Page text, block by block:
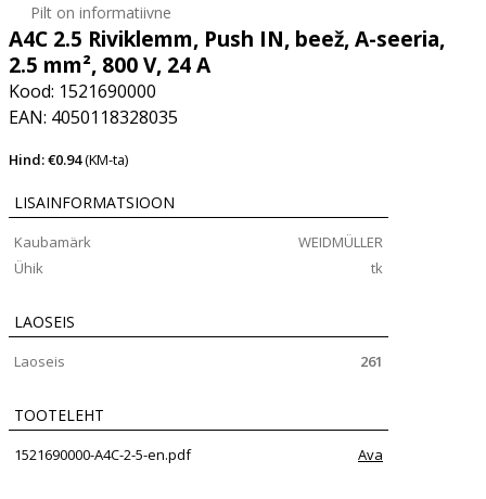
Pilt on informatiivne
A4C 2.5 Riviklemm, Push IN, beež, A-seeria,
2.5 mm², 800 V, 24 A
Kood: 1521690000
EAN: 4050118328035
Hind: €0.94(KM-ta)
LISAINFORMATSIOON
Kaubamärk
WEIDMÜLLER
Ühik
tk
LAOSEIS
Laoseis 261
TOOTELEHT
1521690000-A4C-2-5-en.pdf Ava